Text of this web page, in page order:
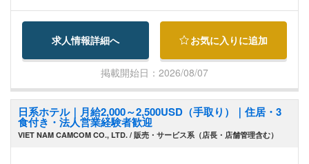
成、面接調整、労働契約書作成) ・給与計算、社
会保険(BHXH)・労働保険手続き ・勤怠管理、休
暇管理 ・評価制度・昇給昇格プロセスの運用サポ
ート ・労務コンプライアンス対応(改正労働法へ
の対応等) ■経理業務(経理スタッフと実施します)
・日次・月次の経理処理全般(伝票起票、仕訳、記
帳) ・月次・年次決算業務のとりまとめ ・税務申
告(VAT、法人税等)に関する対応、税理士・会計事
求人情報詳細へ お気に入りに追加
掲載開始日：2026/08/07
日系ホテル｜月給2,000～2,500USD（手取り）｜住居・3
食付き・法人営業経験者歓迎
VIET NAM CAMCOM CO., LTD. / 販売・サービス系（店長・店舗管理含む）